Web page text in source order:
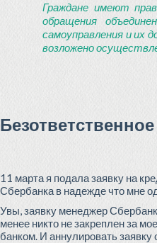
Граждане имеют
обращения
самоуправления и их
возложено
11 марта я подала заявку на
Сбербанка в надежде что мне
Увы, заявку менеджер
менее никто не закреплен за
банком. И аннулировать заявку